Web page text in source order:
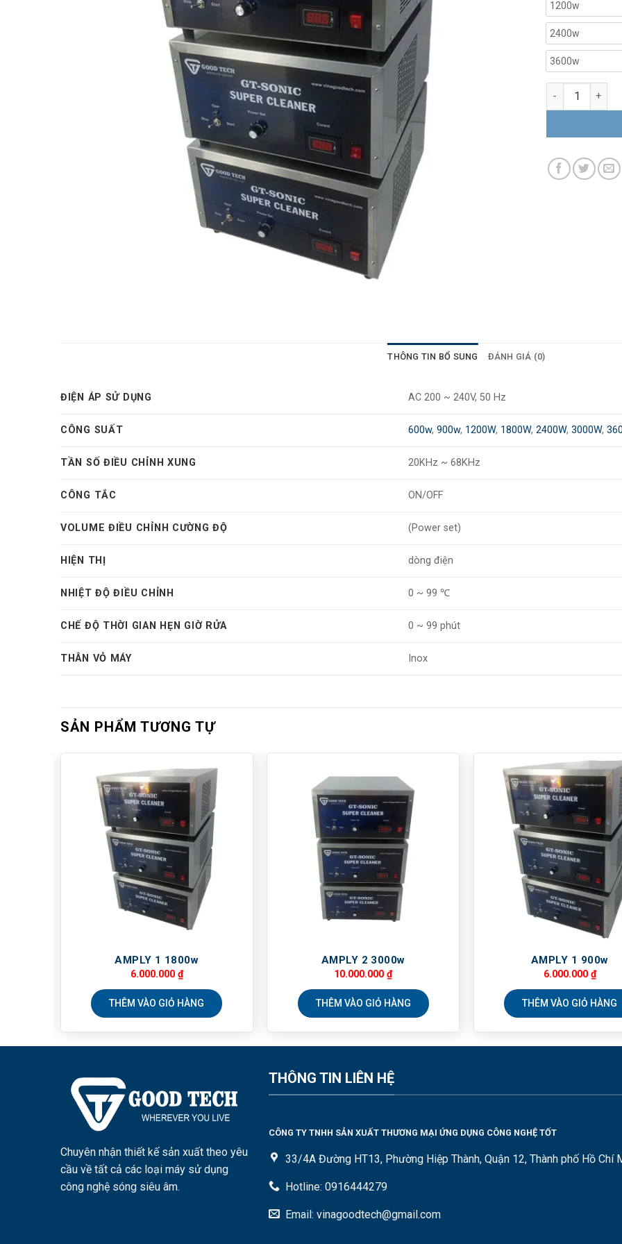
1200w
2400w
3600w
AMPLY điều
THÔNG TIN BỔ SUNG ĐÁNH GIÁ (0)
ĐIỆN ÁP SỬ DỤNG AC 200 ~ 240V, 50 Hz
CÔNG SUẤT 600w,900w, 1200W, 1800W,2400W,3000W,
TẦN SỐ ĐIỀU CHỈNH XUNG 20KHz ~ 68KHz
CÔNG TẮC ON/OFF
VOLUME ĐIỀU CHỈNH CƯỜNG ĐỘ (Power set)
HIỆN THỊ dòng điện
NHIỆT ĐỘ ĐIỀU CHỈNH 0 ~ 99 ℃
CHẾ ĐỘ THỜI GIAN HẸN GIỜ RỬA 0 ~ 99 phút
THÂN VỎ MÁY Inox
SẢN PHẨM TƯƠNG TỰ
AMPLY 1 1800w
6.000.000 ₫
THÊM VÀO GIỎ HÀNG
AMPLY 2 3000w
10.000.000₫
THÊM VÀO GIỎ HÀNG
AMPLY 1 900w
6.000.000 ₫
THÊM VÀO GIỎ HÀNG
Chuyên nhận thiết kế sản xuất theo yêu
cầu về tất cả các loại máy sử dụng
công nghệ sóng siêu âm.
THÔNG TIN LIÊN HỆ
CÔNG TY TNHH SẢN XUẤT THƯƠNG MẠI ỨNG DỤNG CÔNG NGHỆ TỐT
33/4A Đường HT13, Phường Hiệp Thành, Quận 12, Thành phố Hồ Chí
Hotline: 0916444279
Email: vinagoodtech@gmail.com